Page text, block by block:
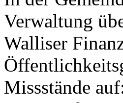
Verwaltung
Walliser
Missstände